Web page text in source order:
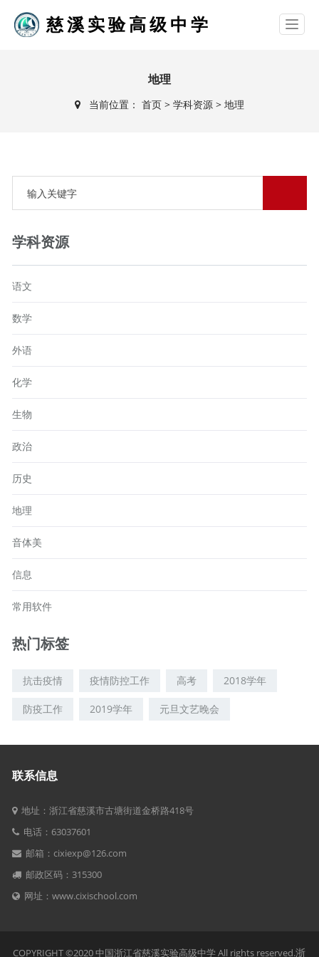
慈溪实验高级中学
地理
当前位置： 首页> 学科资源> 地理
学科资源
语文
数学
外语
化学
生物
政治
历史
地理
音体美
信息
常用软件
热门标签
抗击疫情 疫情防控工作 高考 2018学年
防疫工作 2019学年 元旦文艺晚会
联系信息
地址：浙江省慈溪市古塘街道金桥路418号
电话：63037601
邮箱：cixiexp@126.com
邮政区码：315300
网址：www.cixischool.com
COPYRIGHT ©2020 中国浙江省慈溪实验高级中学 All rights reserved.浙